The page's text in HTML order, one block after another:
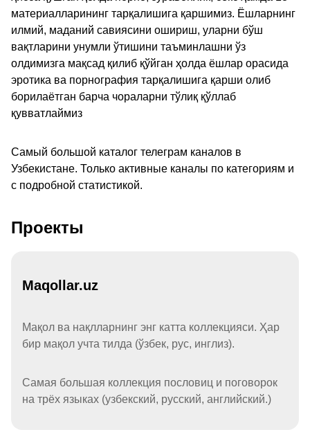
материалларининг тарқалишига қаршимиз. Ёшларнинг
илмий, маданий савиясини ошириш, уларни бўш
вақтларини унумли ўтишини таъминлашни ўз
олдимизга мақсад қилиб қўйган ҳолда ёшлар орасида
эротика ва порнография тарқалишига қарши олиб
борилаётган барча чораларни тўлиқ қўллаб
қувватлаймиз
Самый большой каталог телеграм каналов в
Узбекистане. Только активные каналы по категориям и
с подробной статистикой.
Проекты
Maqollar.uz
Мақол ва нақлларнинг энг катта коллекцияси. Ҳар
бир мақол учта тилда (ўзбек, рус, инглиз).
Самая большая коллекция пословиц и поговорок
на трёх языках (узбекский, русский, английский.)